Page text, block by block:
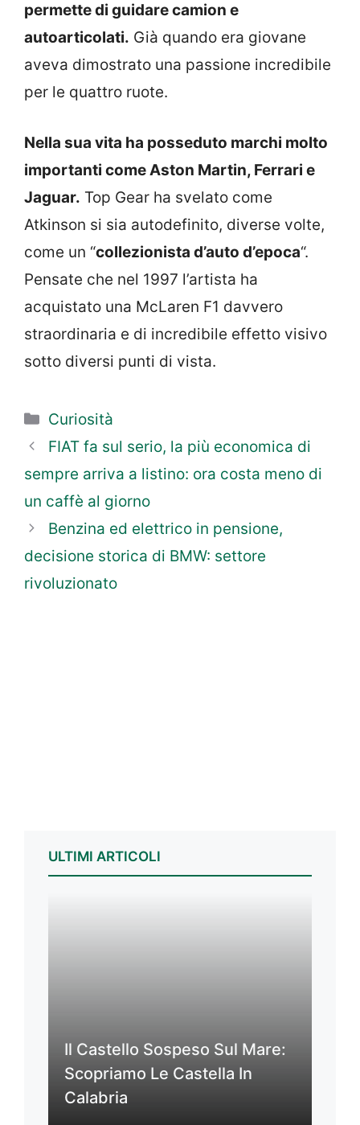
permette di guidare camion e
autoarticolati. Già quando era giovane
aveva dimostrato una passione incredibile
per le quattro ruote.
Nella sua vita ha posseduto marchi molto
importanti come Aston Martin, Ferrari e
Jaguar. Top Gear ha svelato come
Atkinson si sia autodefinito, diverse volte,
come un “collezionista d’auto d’epoca“.
Pensate che nel 1997 l’artista ha
acquistato una McLaren F1 davvero
straordinaria e di incredibile effetto visivo
sotto diversi punti di vista.
Categorie
Curiosità
FIAT fa sul serio, la più economica di
sempre arriva a listino: ora costa meno di
un caffè al giorno
Benzina ed elettrico in pensione,
decisione storica di BMW: settore
rivoluzionato
ULTIMI ARTICOLI
Il Castello Sospeso Sul Mare:
Scopriamo Le Castella In
Calabria